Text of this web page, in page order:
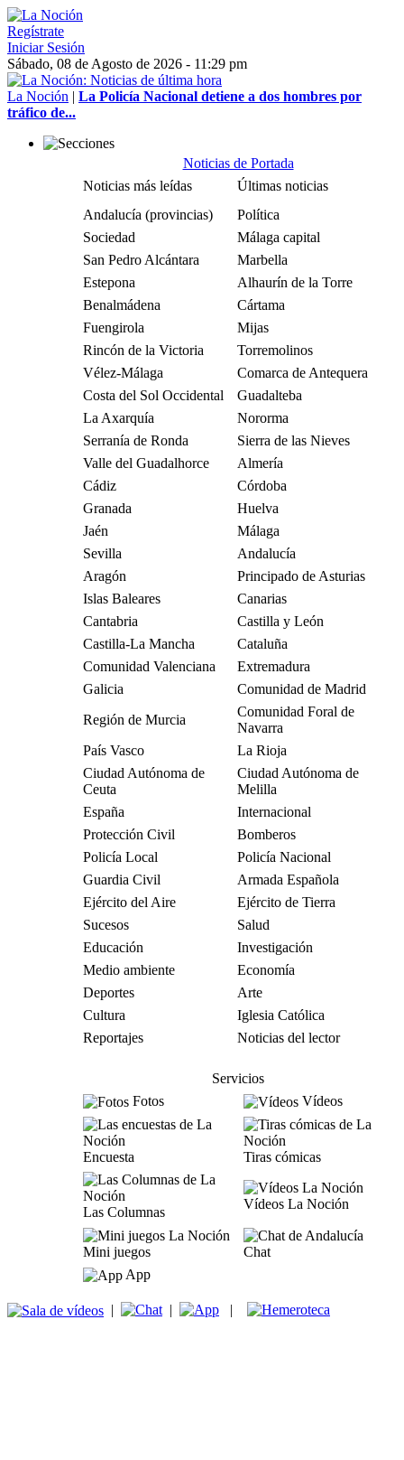
Regístrate
Iniciar Sesión
Sábado, 08 de Agosto de 2026 - 11:29 pm
La Noción | La Policía Nacional detiene a dos hombres por
tráfico de...
Noticias de Portada
Noticias más leídas
Últimas noticias
Andalucía (provincias)
Política
Sociedad
Málaga capital
San Pedro Alcántara
Marbella
Estepona
Alhaurín de la Torre
Benalmádena
Cártama
Fuengirola
Mijas
Rincón de la Victoria
Torremolinos
Vélez-Málaga
Comarca de Antequera
Costa del Sol Occidental
Guadalteba
La Axarquía
Nororma
Serranía de Ronda
Sierra de las Nieves
Valle del Guadalhorce
Almería
Cádiz
Córdoba
Granada
Huelva
Jaén
Málaga
Sevilla
Andalucía
Aragón
Principado de Asturias
Islas Baleares
Canarias
Cantabria
Castilla y León
Castilla-La Mancha
Cataluña
Comunidad Valenciana
Extremadura
Galicia
Comunidad de Madrid
Región de Murcia
Comunidad Foral de
Navarra
País Vasco
La Rioja
Ciudad Autónoma de
Ceuta
Ciudad Autónoma de
Melilla
España
Internacional
Protección Civil
Bomberos
Policía Local
Policía Nacional
Guardia Civil
Armada Española
Ejército del Aire
Ejército de Tierra
Sucesos
Salud
Educación
Investigación
Medio ambiente
Economía
Deportes
Arte
Cultura
Iglesia Católica
Reportajes
Noticias del lector
Servicios
Fotos
Vídeos
Encuesta Tiras cómicas
Las Columnas
Vídeos La Noción
Mini juegos
Chat
App
| | |